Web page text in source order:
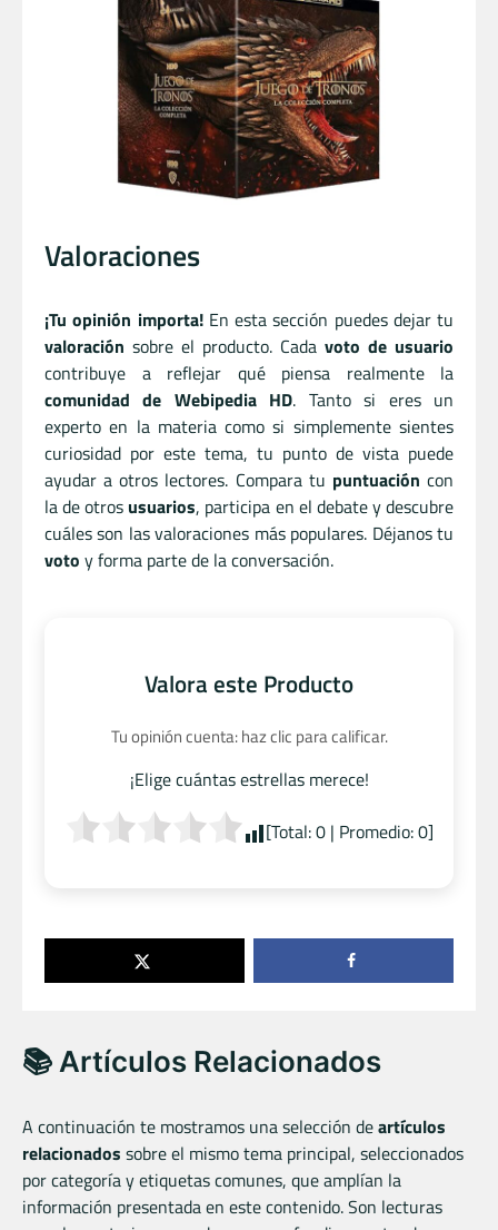
Valoraciones
¡Tu opinión importa!En esta sección puedes dejar tu
valoración sobre el producto. Cada voto de usuario
contribuye a reflejar qué piensa realmente la
comunidad de Webipedia HD. Tanto si eres un
experto en la materia como si simplemente sientes
curiosidad por este tema, tu punto de vista puede
ayudar a otros lectores. Compara tu puntuación con
la de otros usuarios, participa en el debate y descubre
cuáles son las valoraciones más populares. Déjanos tu
voto y forma parte de la conversación.
Valora este Producto
Tu opinión cuenta: haz clic para calificar.
¡Elige cuántas estrellas merece!
[Total:0| Promedio:0]
📚 Artículos Relacionados
A continuación te mostramos una selección deartículos
relacionados sobre el mismo tema principal, seleccionados
por categoría y etiquetas comunes, que amplían la
información presentada en este contenido. Son lecturas